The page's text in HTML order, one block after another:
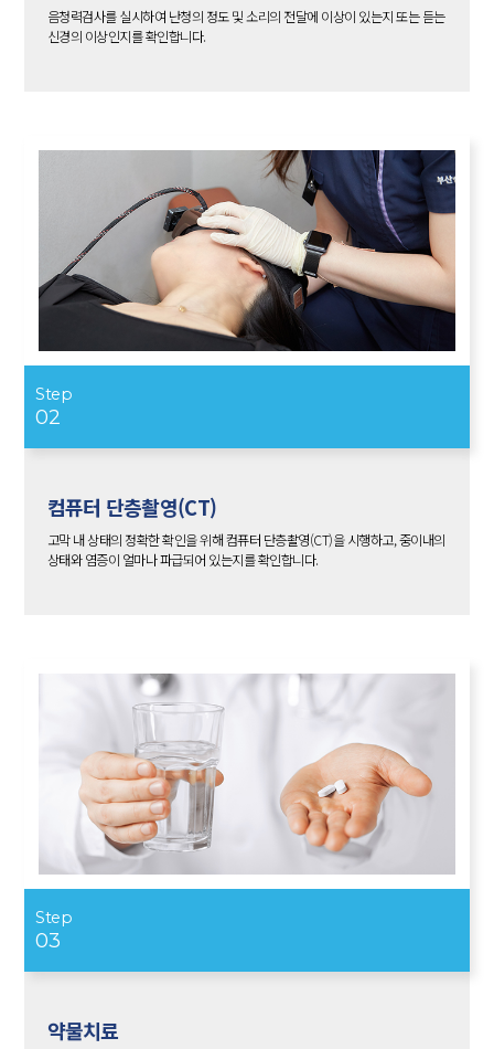
음청력검사를 실시하여 난청의 정도 및 소리의 전달에 이상이 있는지 또는 듣는
신경의 이상인지를 확인합니다.
Step
02
컴퓨터 단층촬영(CT)
고막 내 상태의 정확한 확인을 위해 컴퓨터 단층촬영(CT)을 시행하고, 중이내의
상태와 염증이 얼마나 파급되어 있는지를 확인합니다.
Step
03
약물치료